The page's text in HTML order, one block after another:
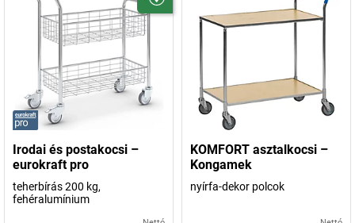
Irodai és postakocsi –
eurokraft pro
teherbírás 200 kg,
fehéralumínium
KOMFORT asztalkocsi –
Kongamek
nyírfa-dekor polcok